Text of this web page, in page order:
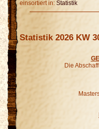
einsortiert in: Statistik
Statistik 2026 KW
Die